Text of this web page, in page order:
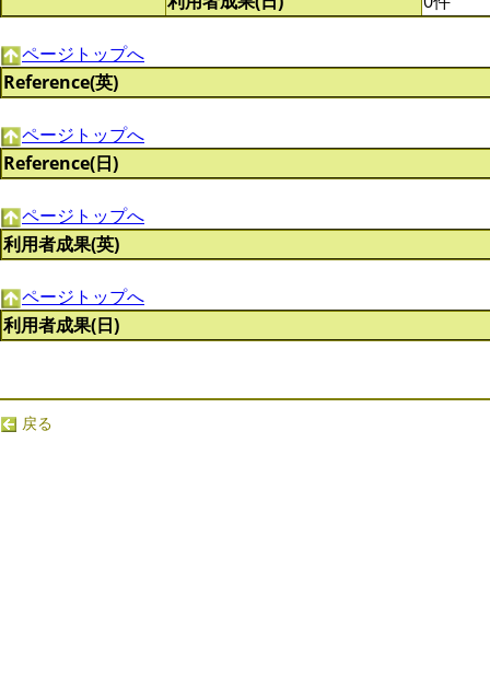
ページトップへ
Reference(英)
ページトップへ
Reference(日)
ページトップへ
利用者成果(英)
ページトップへ
利用者成果(日)
戻る